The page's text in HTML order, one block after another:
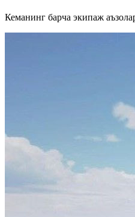
Кеманинг барча экипаж